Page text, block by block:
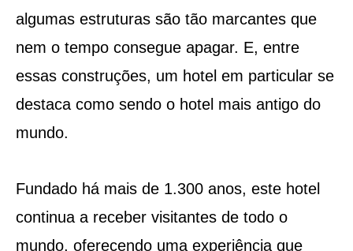
algumas estruturas são tão marcantes que
nem o tempo consegue apagar. E, entre
essas construções, um hotel em particular se
destaca como sendo o hotel mais antigo do
mundo.
Fundado há mais de 1.300 anos, este hotel
continua a receber visitantes de todo o
mundo, oferecendo uma experiência que